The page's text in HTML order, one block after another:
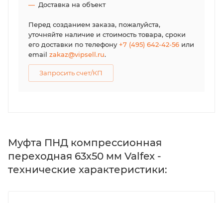
Доставка на объект
Перед созданием заказа, пожалуйста,
уточняйте наличие и стоимость товара, сроки
его доставки по телефону+7 (495) 642-42-56 или
email zakaz@vipsell.ru.
Запросить счет/КП
Муфта ПНД компрессионная
переходная 63х50 мм Valfex -
технические характеристики: